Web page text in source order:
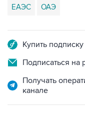
Подписаться на
Получать